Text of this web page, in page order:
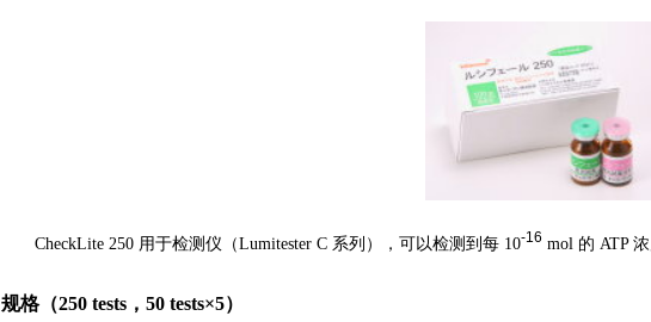
CheckLite 250 用于检测仪（Lumitester C 系列），可以检测到每 10-16 mol 的 ATP
规格（250 tests，50 tests×5）